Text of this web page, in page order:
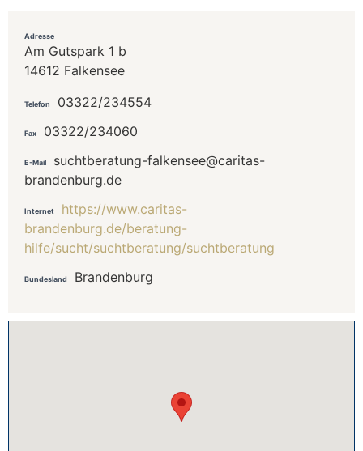
Adresse
Am Gutspark 1 b
14612 Falkensee
Telefon 03322/234554
Fax 03322/234060
E-Mail
suchtberatung-falkensee@caritas-
brandenburg.de
Internet
https://www.caritas-
brandenburg.de/beratung-
hilfe/sucht/suchtberatung/suchtberatung
Bundesland Brandenburg